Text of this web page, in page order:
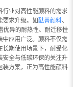
行业对高性能颜料的需求
要求升级。如酞菁颜料、
优异的耐热性、耐迁移性
中应用广泛。颜料不仅需
长期使用场景下，耐受化
安全与低碳环保的关注升
装方案，正为高性能颜料